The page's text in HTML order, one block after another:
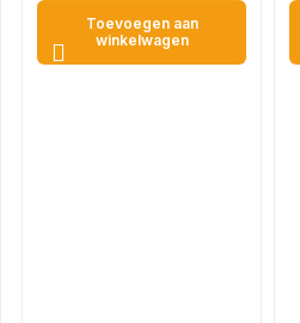
Toevoegen aan
winkelwagen